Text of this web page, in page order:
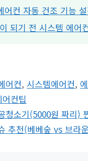
어컨 자동 건조 기능
되기 전 시스템 에어
어컨, 시스템에어컨,
어컨팁
청소기(5000원 짜리)
추천(베베숲 vs 브라